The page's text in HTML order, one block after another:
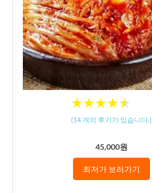
★★★★★
★★★★★
(14 개의 후기가 있습니다.)
45,000원
최저가 보러가기